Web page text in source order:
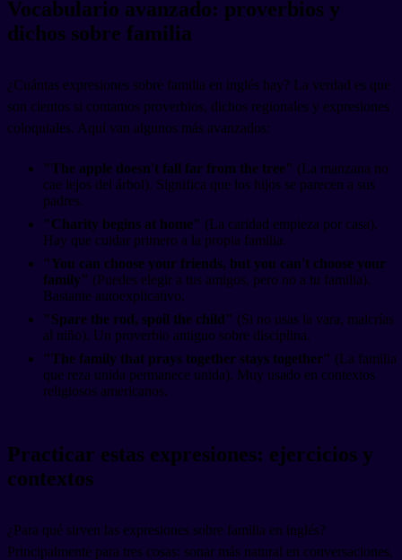
Vocabulario avanzado: proverbios y
dichos sobre familia
¿Cuántas expresiones sobre familia en inglés hay? La verdad es que
son cientos si contamos proverbios, dichos regionales y expresiones
coloquiales. Aquí van algunos más avanzados:
"The apple doesn't fall far from the tree" (La manzana no
cae lejos del árbol). Significa que los hijos se parecen a sus
padres.
"Charity begins at home" (La caridad empieza por casa).
Hay que cuidar primero a la propia familia.
"You can choose your friends, but you can't choose your
family" (Puedes elegir a tus amigos, pero no a tu familia).
Bastante autoexplicativo.
"Spare the rod, spoil the child" (Si no usas la vara, malcrías
al niño). Un proverbio antiguo sobre disciplina.
"The family that prays together stays together" (La familia
que reza unida permanece unida). Muy usado en contextos
religiosos americanos.
Practicar estas expresiones: ejercicios y
contextos
¿Para qué sirven las expresiones sobre familia en inglés?
Principalmente para tres cosas: sonar más natural en conversaciones,